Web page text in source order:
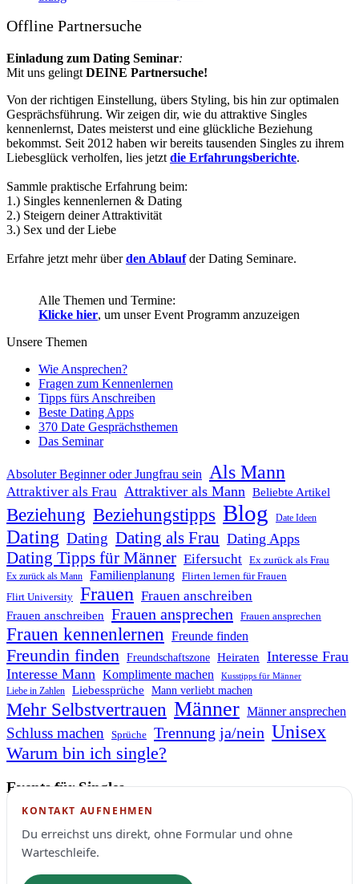
Offline Partnersuche
Einladung zum Dating Seminar:
Mit uns gelingt DEINE Partnersuche!
Von der richtigen Einstellung, übers Styling, bis hin zur optimalen
Gesprächsführung. Wir zeigen dir, wie du attraktive Singles
kennenlernst, Dates meisterst und eine glückliche Beziehung
bekommst. Seit 2012 haben wir bereits tausenden Singles zu ihrem
Liebesglück verholfen, lies jetzt die Erfahrungsberichte.
Sammle praktische Erfahrung beim:
1.) Singles kennenlernen & Dating
2.) Steigern deiner Attraktivität
3.) Sex und der Liebe
Erfahre jetzt mehr überden Ablaufder Dating Seminare.
Alle Themen und Termine:
Klicke hier, um unser Event Programm anzuzeigen
Unsere Themen
Wie Ansprechen?
Fragen zum Kennenlernen
Tipps fürs Anschreiben
Beste Dating Apps
370 Date Gesprächsthemen
Das Seminar
Absoluter Beginner oder Jungfrau sein Als Mann
Attraktiver als Frau Attraktiver als Mann Beliebte Artikel
Beziehung Beziehungstipps Blog Date Ideen
Dating Dating Dating als Frau Dating Apps
Dating Tipps für Männer Eifersucht Ex zurück als Frau
Ex zurück als Mann Familienplanung Flirten lernen für Frauen
Flirt University Frauen Frauen anschreiben
Frauen anschreiben Frauen ansprechen Frauen ansprechen
Frauen kennenlernen Freunde finden
Freundin finden Freundschaftszone Heiraten
Interesse Frau
Interesse Mann Komplimente machen Kusstipps für Männer
Liebe in Zahlen Liebessprüche Mann verliebt machen
Mehr Selbstvertrauen Männer Männer ansprechen
Schluss machen Sprüche Trennung ja/nein Unisex
Warum bin ich single?
Events für Singles
KONTAKT AUFNEHMEN
Du erreichst uns direkt, ohne Formular und ohne
Warteschleife.